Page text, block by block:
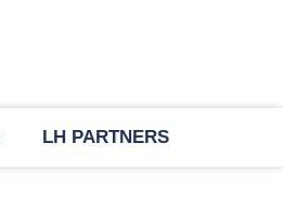
LH PARTNERS